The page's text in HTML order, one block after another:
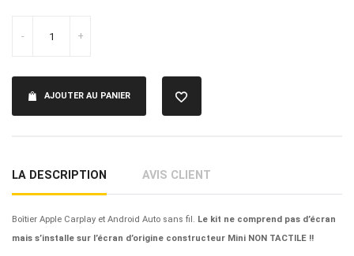
- +
AJOUTER AU PANIER
LA DESCRIPTION AVIS CLIENT
Boîtier Apple Carplay et Android Auto sans fil. Le kit ne comprend pas d’écran
mais s’installe sur l’écran d’origine constructeur Mini NON TACTILE !!